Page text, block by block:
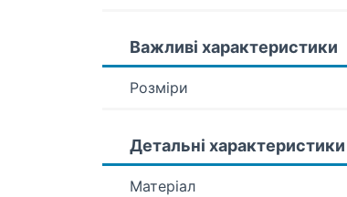
Важливі характеристики
Розміри
Детальні характеристики
Матеріал